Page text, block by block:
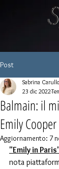
Post
Balmain: il
Emily
Sabrina Carullo
23 dic 2022
Aggiornamento: 7
"Emily in
nota